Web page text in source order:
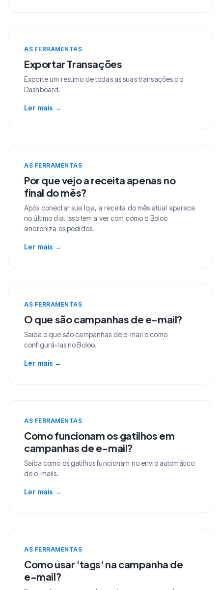
AS FERRAMENTAS
Exportar Transações
Exporte um resumo de todas as suas transações do
Dashboard.
Ler mais →
AS FERRAMENTAS
Por que vejo a receita apenas no
final do mês?
Após conectar sua loja, a receita do mês atual aparece
no último dia. Isso tem a ver com como o Boloo
sincroniza os pedidos.
Ler mais →
AS FERRAMENTAS
O que são campanhas de e-mail?
Saiba o que são campanhas de e-mail e como
configurá-las no Boloo.
Ler mais →
AS FERRAMENTAS
Como funcionam os gatilhos em
campanhas de e-mail?
Saiba como os gatilhos funcionam no envio automático
de e-mails.
Ler mais →
AS FERRAMENTAS
Como usar 'tags' na campanha de
e-mail?